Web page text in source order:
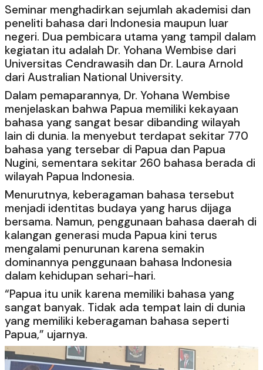
Seminar menghadirkan sejumlah akademisi dan
peneliti bahasa dari Indonesia maupun luar
negeri. Dua pembicara utama yang tampil dalam
kegiatan itu adalah Dr. Yohana Wembise dari
Universitas Cendrawasih dan Dr. Laura Arnold
dari Australian National University.
Dalam pemaparannya, Dr. Yohana Wembise
menjelaskan bahwa Papua memiliki kekayaan
bahasa yang sangat besar dibanding wilayah
lain di dunia. Ia menyebut terdapat sekitar 770
bahasa yang tersebar di Papua dan Papua
Nugini, sementara sekitar 260 bahasa berada di
wilayah Papua Indonesia.
Menurutnya, keberagaman bahasa tersebut
menjadi identitas budaya yang harus dijaga
bersama. Namun, penggunaan bahasa daerah di
kalangan generasi muda Papua kini terus
mengalami penurunan karena semakin
dominannya penggunaan bahasa Indonesia
dalam kehidupan sehari-hari.
“Papua itu unik karena memiliki bahasa yang
sangat banyak. Tidak ada tempat lain di dunia
yang memiliki keberagaman bahasa seperti
Papua,” ujarnya.